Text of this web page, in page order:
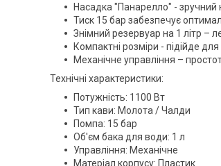
Насадка "Панарелло" - зручний
Тиск 15 бар забезпечує
Знімний резервуар на 1 літр –
Компактні розміри - підійде для
Механічне управління –
Технічні характеристики:
Потужність: 1100 Вт
Тип кави: Молота / Чалди
Помпа: 15 бар
Об'єм бака для води: 1 л
Управління: Механічне
Матеріал корпусу: Пластик